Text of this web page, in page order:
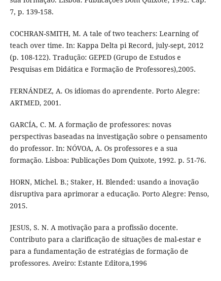
7, p. 139-158.
COCHRAN-SMITH, M. A tale of two teachers: Learning of
teach over time. In: Kappa Delta pi Record, july-sept, 2012
(p. 108-122). Tradução: GEPED (Grupo de Estudos e
Pesquisas em Didática e Formação de Professores),2005.
FERNÁNDEZ, A. Os idiomas do aprendente. Porto Alegre:
ARTMED, 2001.
GARCÍA, C. M. A formação de professores: novas
perspectivas baseadas na investigação sobre o pensamento
do professor. In: NÓVOA, A. Os professores e a sua
formação. Lisboa: Publicações Dom Quixote, 1992. p. 51-76.
HORN, Michel. B.; Staker, H. Blended: usando a inovação
disruptiva para aprimorar a educação. Porto Alegre: Penso,
2015.
JESUS, S. N. A motivação para a profissão docente.
Contributo para a clarificação de situações de mal-estar e
para a fundamentação de estratégias de formação de
professores. Aveiro: Estante Editora,1996